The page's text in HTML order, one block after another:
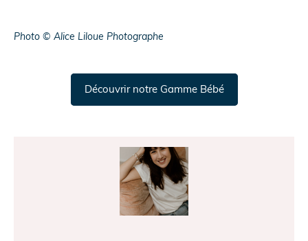
Photo © Alice Liloue Photographe
Découvrir notre Gamme Bébé